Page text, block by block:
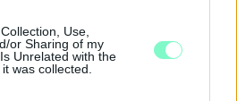
Use,
or Sharing of my
Unrelated with the
was collected.